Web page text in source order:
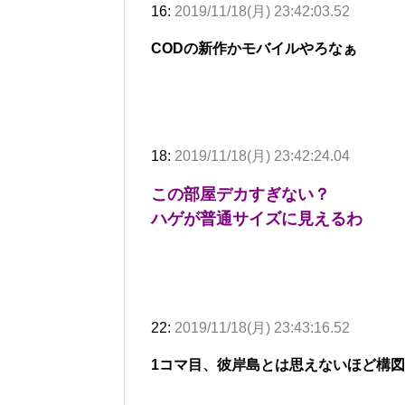
16: 2019/11/18(月) 23:42:03.52
CODの新作かモバイルやろなぁ
18: 2019/11/18(月) 23:42:24.04
この部屋デカすぎない？
ハゲが普通サイズに見えるわ
22: 2019/11/18(月) 23:43:16.52
1コマ目、彼岸島とは思えないほど構